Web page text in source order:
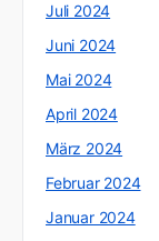
Juli 2024
Juni 2024
Mai 2024
April 2024
März 2024
Februar 2024
Januar 2024